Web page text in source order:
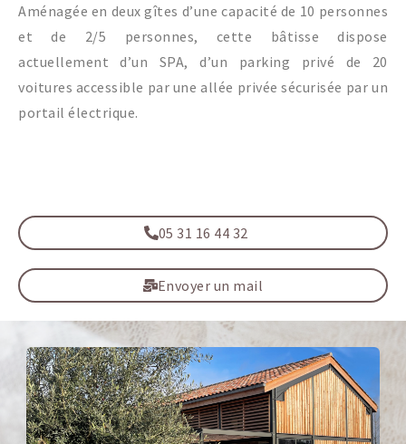
Aménagée en deux gîtes d’une capacité de 10 personnes
et de 2/5 personnes, cette bâtisse dispose
actuellement d’un SPA, d’un parking privé de 20
voitures accessible par une allée privée sécurisée par un
portail électrique.
05 31 16 44 32
Envoyer un mail